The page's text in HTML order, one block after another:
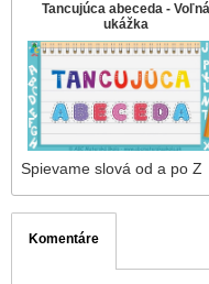
Tancujúca abeceda - Voľná
ukážka
Spievame slová od a po Z
Komentáre